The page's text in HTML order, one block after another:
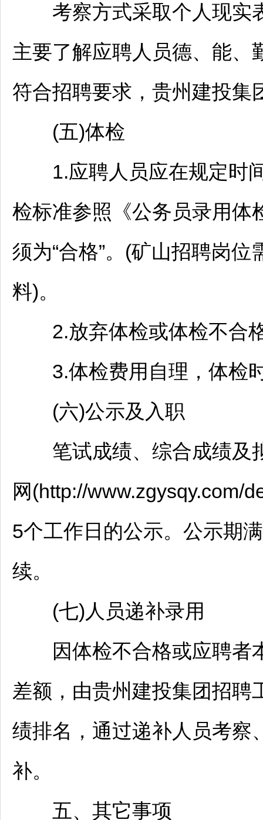
考察方式采取个人现实
主要了解应聘人员德、能、
符合招聘要求，贵州建投集
(五)体检
1.应聘人员应在规定时间
检标准参照《公务员录用体
须为“合格”。(矿山招聘岗位
料)。
2.放弃体检或体检不合格
3.体检费用自理，体检
(六)公示及入职
笔试成绩、综合成绩及
网(http://www.zgysqy.com/
5个工作日的公示。公示期
续。
(七)人员递补录用
因体检不合格或应聘者
差额，由贵州建投集团招聘
绩排名，通过递补人员考察
补。
五、其它事项